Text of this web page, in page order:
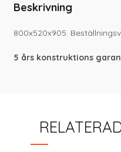
Beskrivning
800x520x905.
5 års konstruktions